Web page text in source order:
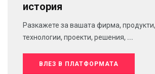
история
Разкажете за вашата фирма,
технологии, проекти, решения, ...
ВЛЕЗ В ПЛАТФОРМАТА